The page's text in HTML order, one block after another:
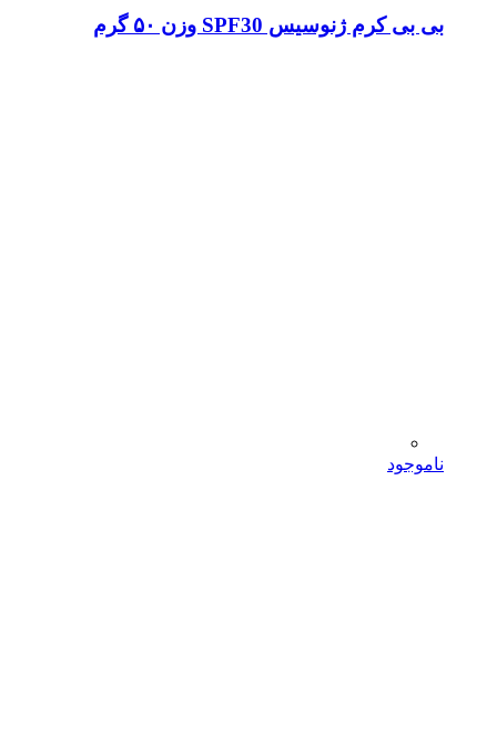
بی بی کرم ژنوسیس SPF30 وزن ۵۰ گرم
ناموجود